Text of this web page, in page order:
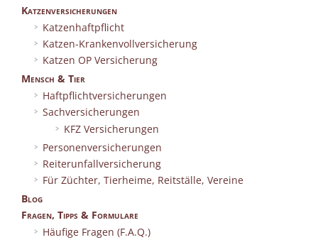
Katzenversicherungen
Katzenhaftpflicht
Katzen-Krankenvollversicherung
Katzen OP Versicherung
Mensch & Tier
Haftpflichtversicherungen
Sachversicherungen
KFZ Versicherungen
Personenversicherungen
Reiterunfallversicherung
Für Züchter, Tierheime, Reitställe, Vereine
Blog
Fragen, Tipps & Formulare
Häufige Fragen (F.A.Q.)